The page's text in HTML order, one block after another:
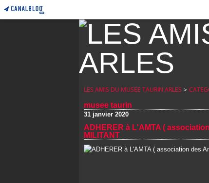
LES AMIS DU MUSEE TAURIN ARLES >
musee taurin
31 janvier 2020
ADHERER à L'AMTA (
MILITANT